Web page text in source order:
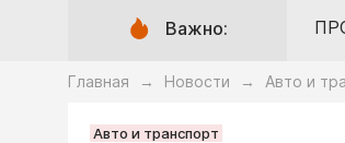
Важно:
Главная → Новости → Авто и
Авто и транспорт